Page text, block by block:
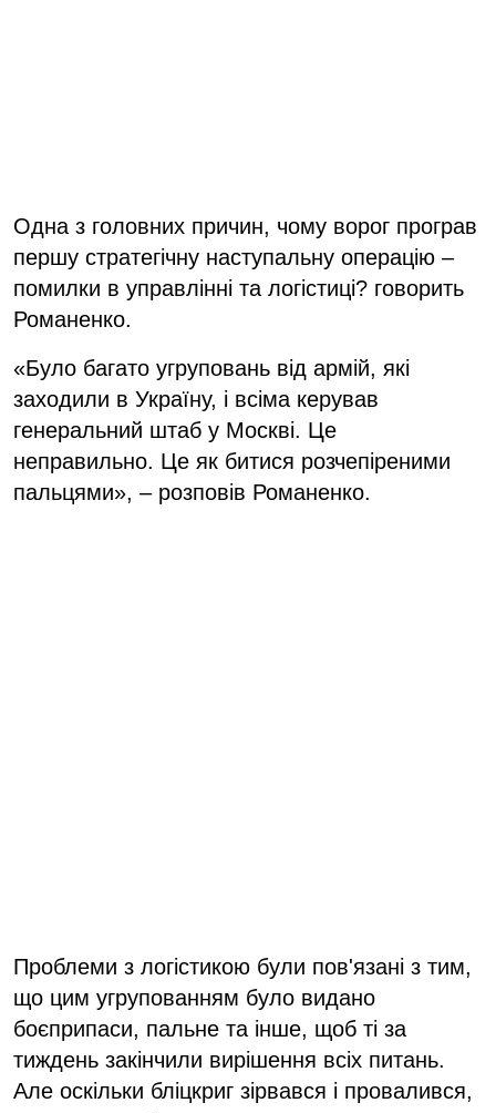
Одна з головних причин, чому ворог програв
першу стратегічну наступальну операцію –
помилки в управлінні та логістиці? говорить
Романенко.
«Було багато угруповань від армій, які
заходили в Україну, і всіма керував
генеральний штаб у Москві. Це
неправильно. Це як битися розчепіреними
пальцями», – розповів Романенко.
Проблеми з логістикою були пов'язані з тим,
що цим угрупованням було видано
боєприпаси, пальне та інше, щоб ті за
тиждень закінчили вирішення всіх питань.
Але оскільки бліцкриг зірвався і провалився,